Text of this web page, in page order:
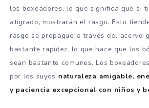
los boxeadores, lo que significa que si
atigrado, mostrarán el rasgo. Esto
rasgo se propague a través del acervo
bastante rapidez, lo que hace que los
sean bastante comunes.Los
por los suyos naturaleza amigable,
y paciencia excepcional con niños y